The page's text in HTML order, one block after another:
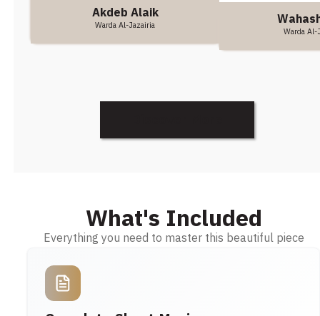
Akdeb Alaik
Warda Al-Jazairia
Warda Al-
What's Included
Everything you need to master this beautiful piece